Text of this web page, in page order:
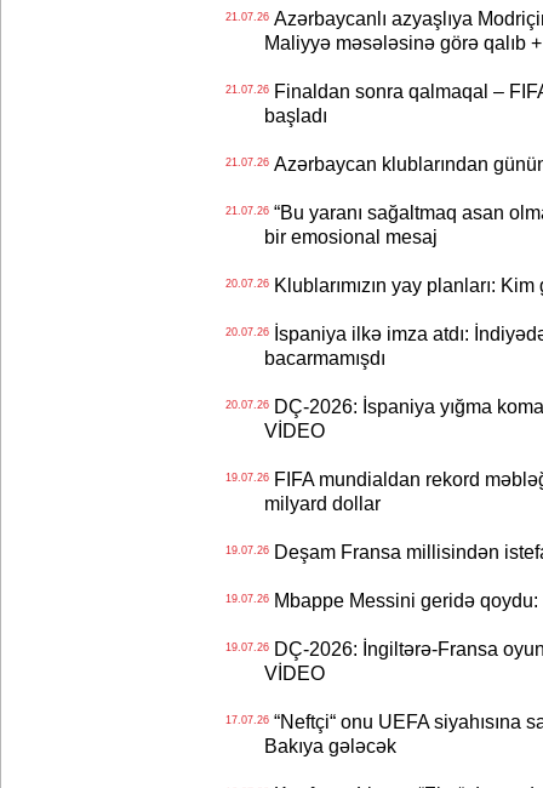
21.07.26Azərbaycanlı azyaşlıya
Maliyyə məsələsinə görə qalıb
21.07.26Finaldan sonra qalmaqal –
başladı
21.07.26Azərbaycan klublarından
21.07.26“Bu yaranı sağaltmaq asan
bir emosional mesaj
20.07.26Klublarımızın yay planları:
20.07.26İspaniya ilkə imza atdı:
bacarmamışdı
20.07.26DÇ-2026: İspaniya yığma
VİDEO
19.07.26FIFA mundialdan rekord
milyard dollar
19.07.26Deşam Fransa millisindən
19.07.26Mbappe Messini geridə qoydu:
19.07.26DÇ-2026: İngiltərə-Fransa
VİDEO
17.07.26“Neftçi“ onu UEFA siyahısına
Bakıya gələcək